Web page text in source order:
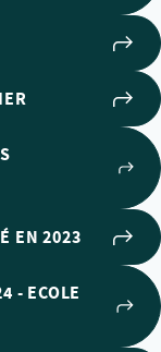
EN 2023
- ECOLE